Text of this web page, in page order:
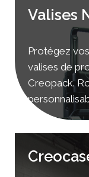
Valises
Protégez
valises de
Creopack.